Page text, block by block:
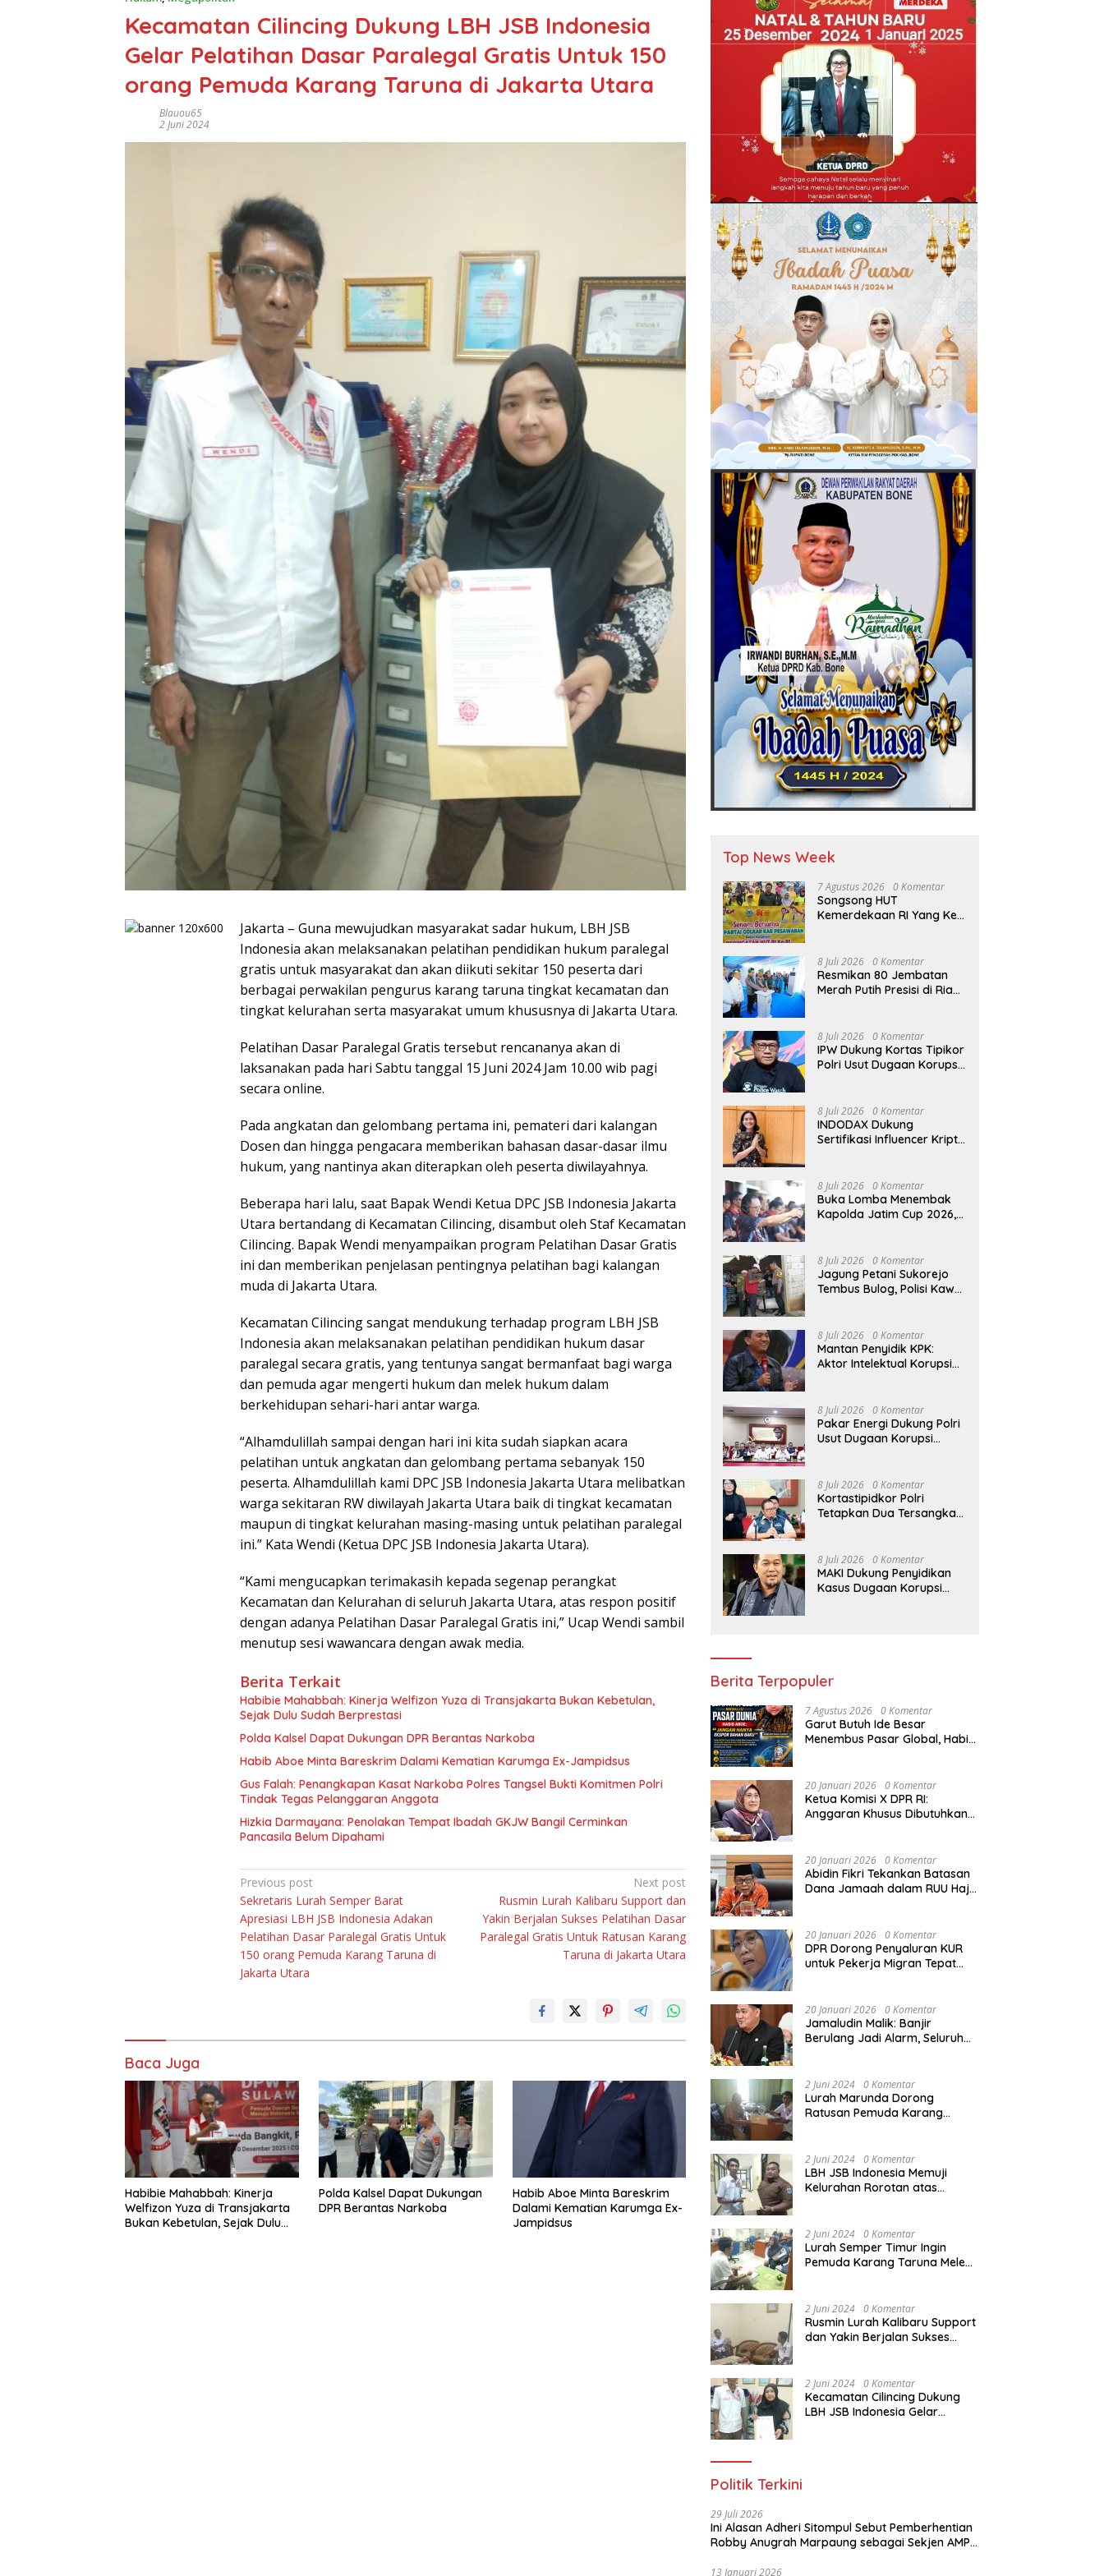
Kecamatan Cilincing Dukung LBH JSB Indonesia
Gelar Pelatihan Dasar Paralegal Gratis Untuk 150
orang Pemuda Karang Taruna di Jakarta Utara
Blauou65
2 Juni 2024
Jakarta – Guna mewujudkan masyarakat sadar hukum, LBH JSB
Indonesia akan melaksanakan pelatihan pendidikan hukum paralegal
gratis untuk masyarakat dan akan diikuti sekitar 150 peserta dari
berbagai perwakilan pengurus karang taruna tingkat kecamatan dan
tingkat kelurahan serta masyarakat umum khususnya di Jakarta Utara.
Pelatihan Dasar Paralegal Gratis tersebut rencananya akan di
laksanakan pada hari Sabtu tanggal 15 Juni 2024 Jam 10.00 wib pagi
secara online.
Pada angkatan dan gelombang pertama ini, pemateri dari kalangan
Dosen dan hingga pengacara memberikan bahasan dasar-dasar ilmu
hukum, yang nantinya akan diterapkan oleh peserta diwilayahnya.
Beberapa hari lalu, saat Bapak Wendi Ketua DPC JSB Indonesia Jakarta
Utara bertandang di Kecamatan Cilincing, disambut oleh Staf Kecamatan
Cilincing. Bapak Wendi menyampaikan program Pelatihan Dasar Gratis
ini dan memberikan penjelasan pentingnya pelatihan bagi kalangan
muda di Jakarta Utara.
Kecamatan Cilincing sangat mendukung terhadap program LBH JSB
Indonesia akan melaksanakan pelatihan pendidikan hukum dasar
paralegal secara gratis, yang tentunya sangat bermanfaat bagi warga
dan pemuda agar mengerti hukum dan melek hukum dalam
berkehidupan sehari-hari antar warga.
“Alhamdulillah sampai dengan hari ini kita sudah siapkan acara
pelatihan untuk angkatan dan gelombang pertama sebanyak 150
peserta. Alhamdulillah kami DPC JSB Indonesia Jakarta Utara melibatkan
warga sekitaran RW diwilayah Jakarta Utara baik di tingkat kecamatan
maupun di tingkat kelurahan masing-masing untuk pelatihan paralegal
ini.” Kata Wendi (Ketua DPC JSB Indonesia Jakarta Utara).
“Kami mengucapkan terimakasih kepada segenap perangkat
Kecamatan dan Kelurahan di seluruh Jakarta Utara, atas respon positif
dengan adanya Pelatihan Dasar Paralegal Gratis ini,” Ucap Wendi sambil
menutup sesi wawancara dengan awak media.
Berita Terkait
Habibie Mahabbah: Kinerja Welfizon Yuza di Transjakarta Bukan Kebetulan,
Sejak Dulu Sudah Berprestasi
Polda Kalsel Dapat Dukungan DPR Berantas Narkoba
Habib Aboe Minta Bareskrim Dalami Kematian Karumga Ex-Jampidsus
Gus Falah: Penangkapan Kasat Narkoba Polres Tangsel Bukti Komitmen Polri
Tindak Tegas Pelanggaran Anggota
Hizkia Darmayana: Penolakan Tempat Ibadah GKJW Bangil Cerminkan
Pancasila Belum Dipahami
Navigasi
pos
Previous post
Sekretaris Lurah Semper Barat
Apresiasi LBH JSB Indonesia Adakan
Pelatihan Dasar Paralegal Gratis Untuk
150 orang Pemuda Karang Taruna di
Jakarta Utara
Next post
Rusmin Lurah Kalibaru Support dan
Yakin Berjalan Sukses Pelatihan Dasar
Paralegal Gratis Untuk Ratusan Karang
Taruna di Jakarta Utara
Baca Juga
Habibie Mahabbah: Kinerja
Welfizon Yuza di Transjakarta
Bukan Kebetulan, Sejak Dulu
Polda Kalsel Dapat Dukungan
DPR Berantas Narkoba
Habib Aboe Minta Bareskrim
Dalami Kematian Karumga Ex-
Jampidsus
Top News Week
7 Agustus 2026 0 Komentar
Songsong HUT
Kemerdekaan RI Yang Ke-
“Senam Bersama Golkar”
8 Juli 2026 0 Komentar
Resmikan 80 Jembatan
Merah Putih Presisi di Riau,
8 Juli 2026 0 Komentar
IPW Dukung Kortas Tipikor
Polri Usut Dugaan Korupsi
8 Juli 2026 0 Komentar
INDODAX Dukung
Sertifikasi Influencer Kripto
Lebih Sehat
8 Juli 2026 0 Komentar
Buka Lomba Menembak
Kapolda Jatim Cup 2026,
Penggunaan Senjata Api
8 Juli 2026 0 Komentar
Jagung Petani Sukorejo
Tembus Bulog, Polisi Kawal
8 Juli 2026 0 Komentar
Mantan Penyidik KPK:
Aktor Intelektual Korupsi
Ditangkap
8 Juli 2026 0 Komentar
Pakar Energi Dukung Polri
Usut Dugaan Korupsi
Negara Rp5 Triliun
8 Juli 2026 0 Komentar
Kortastipidkor Polri
Tetapkan Dua Tersangka
Assembagoes
8 Juli 2026 0 Komentar
MAKI Dukung Penyidikan
Kasus Dugaan Korupsi
Berita Terpopuler
7 Agustus 2026 0 Komentar
Garut Butuh Ide Besar
Menembus Pasar Global, Habib
20 Januari 2026 0 Komentar
Ketua Komisi X DPR RI:
Anggaran Khusus Dibutuhkan
Akibat Bencana
20 Januari 2026 0 Komentar
Abidin Fikri Tekankan Batasan
Dana Jamaah dalam RUU Haji
20 Januari 2026 0 Komentar
DPR Dorong Penyaluran KUR
untuk Pekerja Migran Tepat
PMI
20 Januari 2026 0 Komentar
Jamaludin Malik: Banjir
Berulang Jadi Alarm, Seluruh
2 Juni 2024 0 Komentar
Lurah Marunda Dorong
Ratusan Pemuda Karang
Paralegal Gratis Yang
Diadakan LBH JSB Indonesia
2 Juni 2024 0 Komentar
LBH JSB Indonesia Memuji
Kelurahan Rorotan atas
150 orang Pemuda Karang
Taruna di Jakarta Utara
2 Juni 2024 0 Komentar
Lurah Semper Timur Ingin
Pemuda Karang Taruna Melek
Diadakan LBH JSB Indonesia
2 Juni 2024 0 Komentar
Rusmin Lurah Kalibaru Support
dan Yakin Berjalan Sukses
Taruna di Jakarta Utara
2 Juni 2024 0 Komentar
Kecamatan Cilincing Dukung
LBH JSB Indonesia Gelar
Politik Terkini
29 Juli 2026
Ini Alasan Adheri Sitompul Sebut Pemberhentian
Robby Anugrah Marpaung sebagai Sekjen AMPI
13 Januari 2026